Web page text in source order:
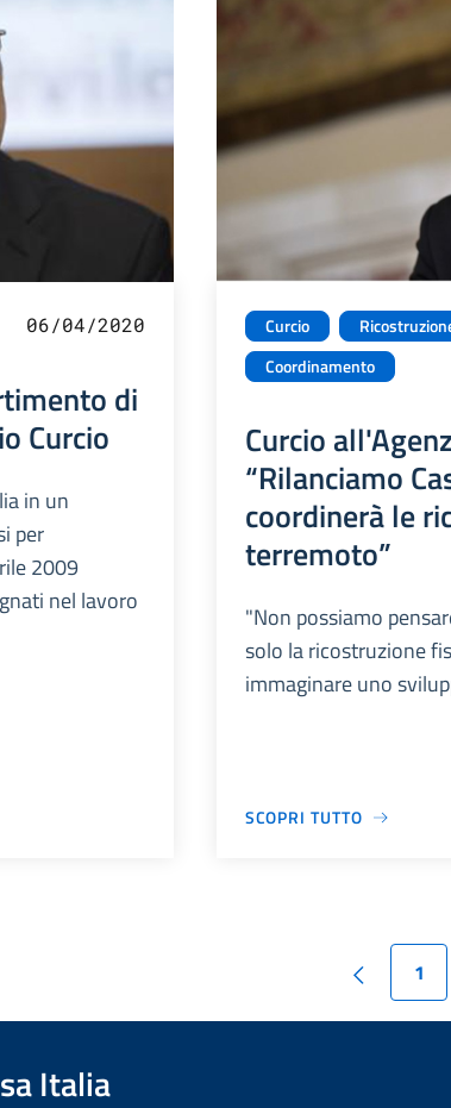
06/04/2020
di
Curcio
in un
per
2009
nel lavoro
Curcio
Coordinamento
Curcio
“Rilanciamo
coordinerà le
terremoto”
"Non possiamo
solo la ricostruzione
immaginare uno
SCOPRI TUTTO
1
Italia